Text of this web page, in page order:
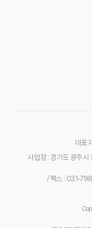
대표
사업장 : 경기도 광주
/ 팩스 : 031-